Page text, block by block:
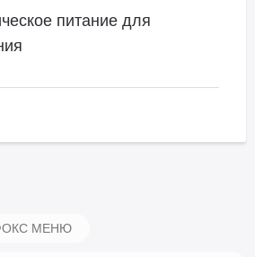
питание для
МЕНЮ